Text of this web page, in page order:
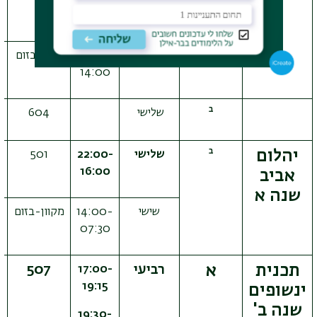
שישי
07:30-
14:00
מקוון בזום
ב שלישי 604
יהלום
אביב
שנה א
ב שלישי
22:00-
16:00
501
שישי
14:00-
07:30
מקוון-בזום
תכנית
ינשופים
שנה ב'
א רביעי
17:00-
19:15
507